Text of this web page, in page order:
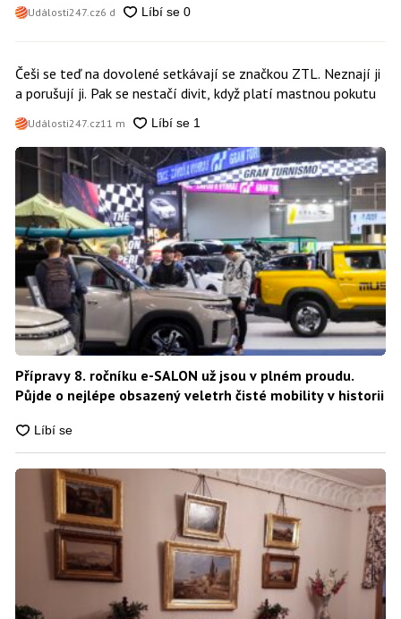
Události247.cz6 d
Češi se teď na dovolené setkávají se značkou ZTL. Neznají ji
a porušují ji. Pak se nestačí divit, když platí mastnou pokutu
Události247.cz11 m
Přípravy 8. ročníku e-SALON už jsou v plném proudu.
Půjde o nejlépe obsazený veletrh čisté mobility v historii